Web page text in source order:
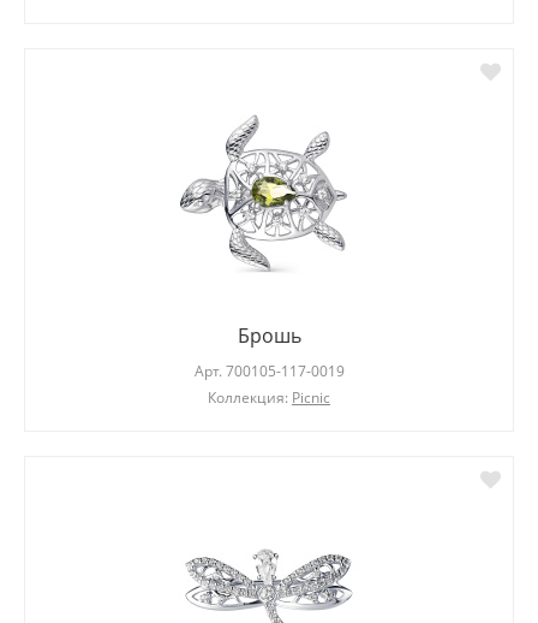
Брошь
Арт. 700105-117-0019
Коллекция: Picnic